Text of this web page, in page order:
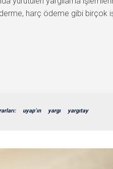
harç ödeme gibi
uyap’ın yargı yargıtay